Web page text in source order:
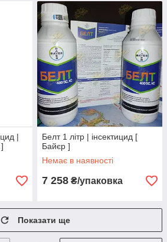
|
Белт 1 літр | інсектицид [
Байєр ]
Немає в наявності
7 258 ₴/упаковка
Показати ще